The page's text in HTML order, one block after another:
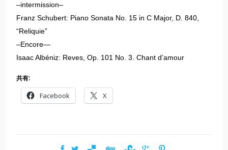
–intermission–
Franz Schubert: Piano Sonata No. 15 in C Major, D. 840,
“Reliquie”
–Encore—
Isaac Albéniz: Reves, Op. 101 No. 3. Chant d’amour
共有:
Facebook X